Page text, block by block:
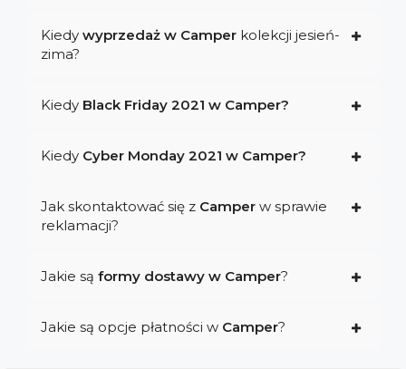
Kiedy wyprzedaż w Camper kolekcji jesień-
zima?
Kiedy Black Friday 2021 w Camper?
Kiedy Cyber Monday 2021 w Camper?
Jak skontaktować się z Camper w sprawie
reklamacji?
Jakie są formy dostawy w Camper?
Jakie są opcje płatności w Camper?